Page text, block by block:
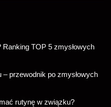
TOP 5 zmysłowych
przewodnik po zmysłowych
rutynę w związku?